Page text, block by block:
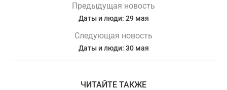
Предыдущая новость
Даты и люди: 29 мая
Следующая новость
Даты и люди: 30 мая
ЧИТАЙТЕ ТАКЖЕ